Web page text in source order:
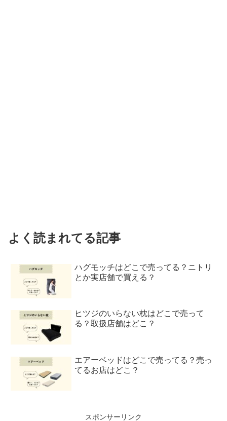
よく読まれてる記事
ハグモッチはどこで売ってる？ニトリ
とか実店舗で買える？
ヒツジのいらない枕はどこで売って
る？取扱店舗はどこ？
エアーベッドはどこで売ってる？売っ
てるお店はどこ？
スポンサーリンク